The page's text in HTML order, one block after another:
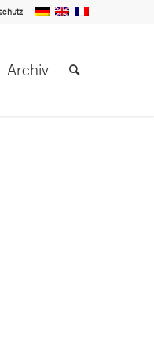
Archiv